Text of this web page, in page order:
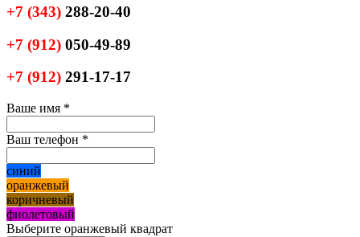
+7 (343) 288-20-40
+7 (912) 050-49-89
+7 (912) 291-17-17
Ваше имя *
Ваш телефон *
синий
оранжевый
коричневый
фиолетовый
Выберите оранжевый квадрат